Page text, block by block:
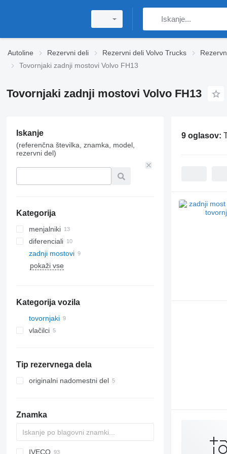
Autoline Rezervni deli Rezervni deli Volvo Trucks
Tovornjaki zadnji mostovi Volvo FH13
Tovornjaki zadnji mostovi Volvo FH13
Iskanje
(referenčna številka, znamka, model,
rezervni del)
Kategorija
menjalniki
diferenciali
zadnji mostovi
pokaži vse
Kategorija vozila
tovornjaki
vlačilci
Tip rezervnega dela
originalni nadomestni del
Znamka
BM
AS
AC
Transit
X series
IVECO
9 oglasov: